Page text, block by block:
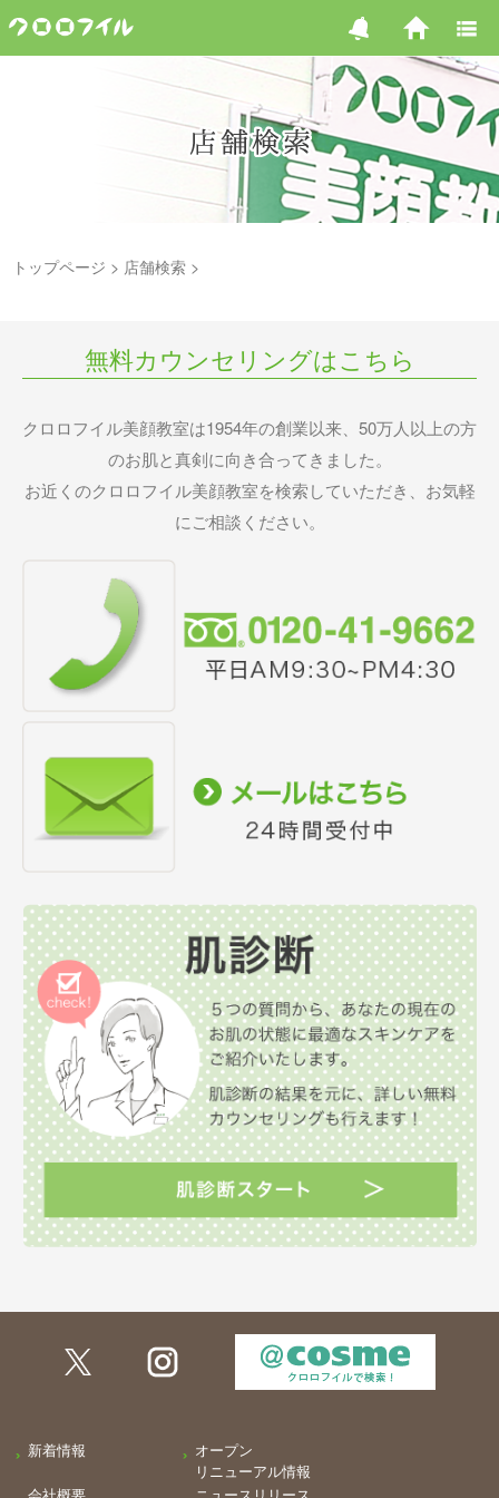
トップページ 店舗検索
無料カウンセリングはこちら
クロロフイル美顔教室は1954年の創業以来、50万人以上の方
のお肌と真剣に向き合ってきました。
お近くのクロロフイル美顔教室を検索していただき、お気軽
にご相談ください。
新着情報
オープン
リニューアル情報